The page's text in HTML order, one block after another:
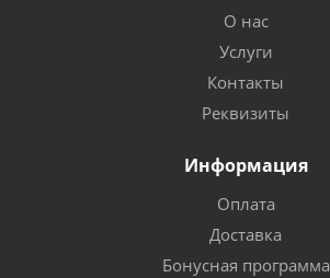
О нас
Услуги
Контакты
Реквизиты
Информация
Оплата
Доставка
Бонусная программа